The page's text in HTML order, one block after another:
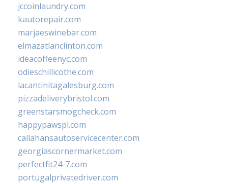
jccoinlaundry.com
kautorepair.com
marjaeswinebar.com
elmazatlanclinton.com
ideacoffeenyc.com
odieschillicothe.com
lacantinitagalesburg.com
pizzadeliverybristol.com
greenstarsmogcheck.com
happypawspl.com
callahansautoservicecenter.com
georgiascornermarket.com
perfectfit24-7.com
portugalprivatedriver.com